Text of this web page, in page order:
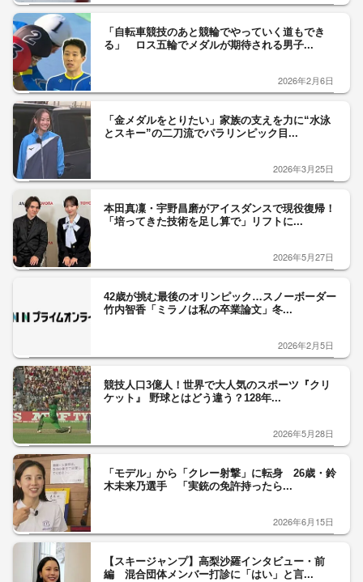
「自転車競技のあと競輪でやっていく道もでき
る」 ロス五輪でメダルが期待される男子...
2026年2月6日
「金メダルをとりたい」家族の支えを力に“水泳
とスキー”の二刀流でパラリンピック目...
2026年3月25日
本田真凜・宇野昌磨がアイスダンスで現役復帰！
「培ってきた技術を足し算で」リフトに...
2026年5月27日
42歳が挑む最後のオリンピック…スノーボーダー
竹内智香「ミラノは私の卒業論文」冬...
2026年2月5日
競技人口3億人！世界で大人気のスポーツ『クリ
ケット』 野球とはどう違う？128年...
2026年5月28日
「モデル」から「クレー射撃」に転身 26歳・鈴
木未来乃選手 「実銃の免許持ったら...
2026年6月15日
【スキージャンプ】高梨沙羅インタビュー・前
編 混合団体メンバー打診に「はい」と言...